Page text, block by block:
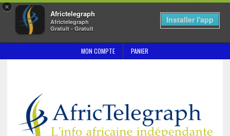
×
Africtelegraph
Africtelegraph
Gratuit - Gratuit
Installer l'app
MON COMPTE PANIER